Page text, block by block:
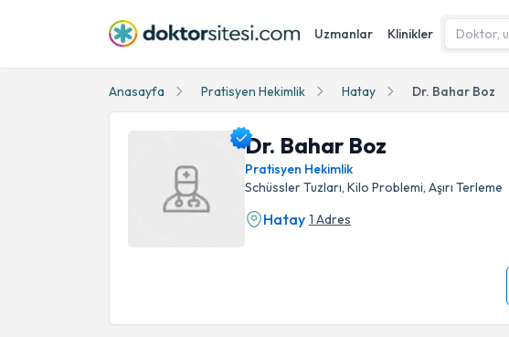
Uzmanlar Klinikler
Anasayfa Pratisyen Hekimlik Hatay Dr. Bahar Boz
Dr. Bahar Boz
Pratisyen Hekimlik
Schüssler Tuzları, Kilo Problemi, Aşırı Terleme
Hatay 1 Adres